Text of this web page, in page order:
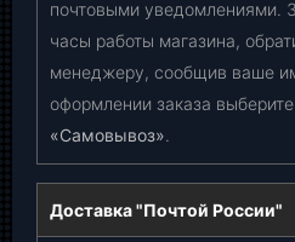
почтовыми уведомлениями.
часы работы магазина,
менеджеру, сообщив ваше
оформлении заказа
«Самовывоз».
Доставка "Почтой России"